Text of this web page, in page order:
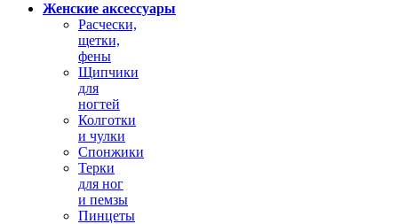
Женские аксессуары
Расчески,
щетки,
фены
Щипчики
для
ногтей
Колготки
и чулки
Спонжики
Терки
для ног
и пемзы
Пинцеты